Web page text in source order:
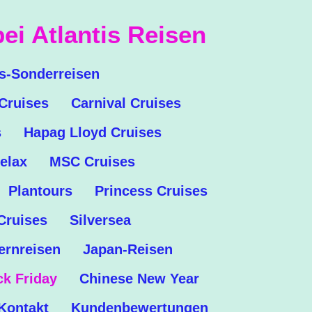
Atlantis Reisen
Sonderreisen
Carnival Cruises
Hapag Lloyd Cruises
MSC Cruises
Plantours
Princess Cruises
Silversea
Japan-Reisen
Friday
Chinese New Year
Kundenbewertungen